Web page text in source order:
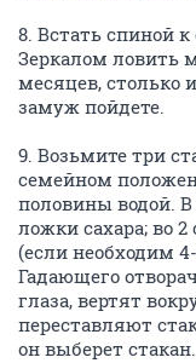
8. Встать спиной к
Зеркалом ловить
месяцев, столько
замуж пойдете.
9. Возьмите три
семейном
половины водой. В
ложки сахара; во
(если необходим
Гадающего
глаза, вертят
переставляют
он выберет стакан.